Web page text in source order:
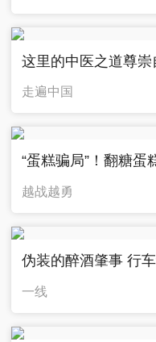
这里的中医之道尊
走遍中国
“蛋糕骗局”！翻糖蛋
越战越勇
伪装的醉酒肇事 行
一线